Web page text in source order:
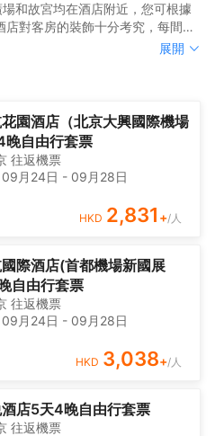
和故宮均在酒店附近，您可根據
對客房的裝飾十分考究，每間設
飲水需求的旅客，酒店還為您提供
供了各類設施，您可以在這裏舒
潭公園附近，離這最近的是天壇東
對客房的裝飾十分考究，每間設
時熱水和吹風機，讓您感受到賓
供了各類設施，您可以在這裏舒
務可為您隨時提供信息，以幫助
展開
園酒店（北京大興國際機場
晚自由行套票
往返機票
09月24日 - 09月28日
HKD 2,831 +/人
際酒店(首都機場新國展
自由行套票
往返機票
09月24日 - 09月28日
HKD 3,038+/人
店5天4晚自由行套票
往返機票